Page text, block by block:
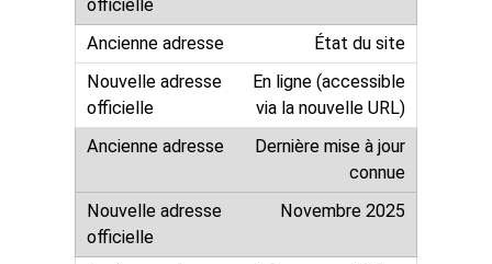
État du site
En ligne (accessible
via la nouvelle URL)
Dernière mise à jour
connue
Novembre 2025